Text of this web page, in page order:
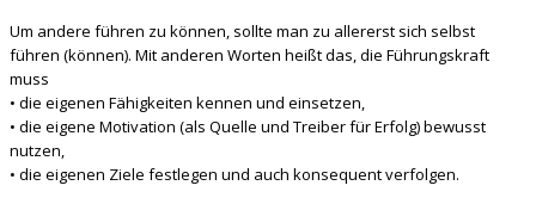
Um andere führen zu können, sollte man zu allererst sich selbst
führen (können). Mit anderen Worten heißt das, die Führungskraft
muss
• die eigenen Fähigkeiten kennen und einsetzen,
• die eigene Motivation (als Quelle und Treiber für Erfolg) bewusst
nutzen,
• die eigenen Ziele festlegen und auch konsequent verfolgen.